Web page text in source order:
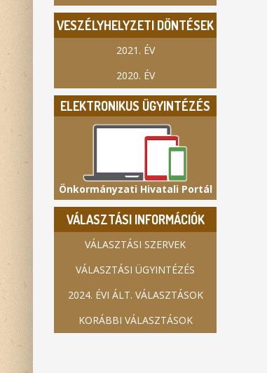
VESZÉLYHELYZETI DÖNTÉSEK
2021. ÉV
2020. ÉV
ELEKTRONIKUS ÜGYINTÉZÉS
Önkormányzati Hivatali Portál
VÁLASZTÁSI INFORMÁCIÓK
VÁLASZTÁSI SZERVEK
VÁLASZTÁSI ÜGYINTÉZÉS
2024. ÉVI ÁLT. VÁLASZTÁSOK
KORÁBBI VÁLASZTÁSOK